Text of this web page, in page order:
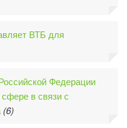
ВТБ для
Федерации
в связи с
(6)